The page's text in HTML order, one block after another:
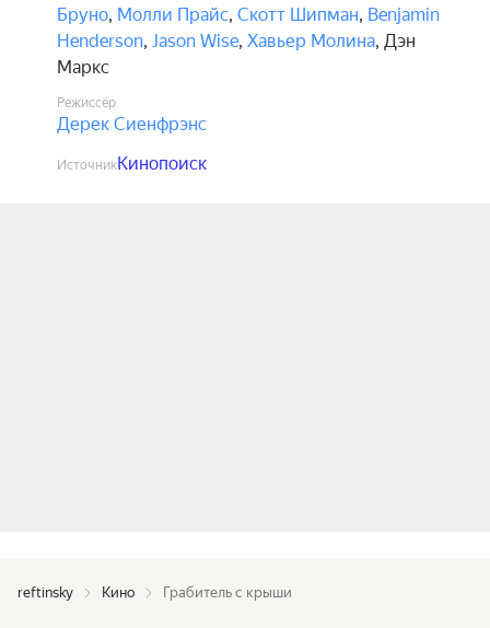
Бруно, Молли Прайс, Скотт Шипман, Benjamin
Henderson, Jason Wise, Хавьер Молина, Дэн
Маркс
Режиссёр
Дерек Сиенфрэнс
ИсточникКинопоиск
reftinsky Кино Грабитель с крыши